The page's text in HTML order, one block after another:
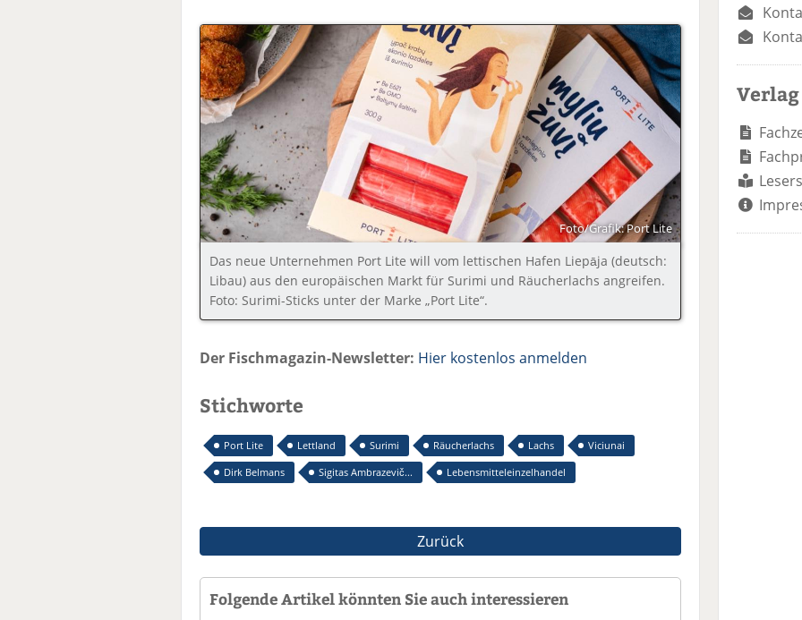
Foto/Grafik: Port Lite
Das neue Unternehmen Port Lite will vom lettischen Hafen Liepāja (deutsch:
Libau) aus den europäischen Markt für Surimi und Räucherlachs angreifen.
Foto: Surimi-Sticks unter der Marke „Port Lite“.
Der Fischmagazin-Newsletter: Hier kostenlos anmelden
Stichworte
Port Lite Lettland Surimi Räucherlachs Lachs
Viciunai
Dirk Belmans
Sigitas Ambrazevič... Lebensmitteleinzelhandel
Zurück
Folgende Artikel könnten Sie auch interessieren
Verlag